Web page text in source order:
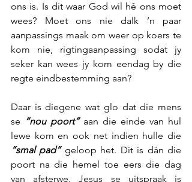
ons is. Is dit waar God wil hê ons moet
wees? Moet ons nie dalk ’n paar
aanpassings maak om weer op koers te
kom nie, rigtingaanpassing sodat jy
seker kan wees jy kom eendag by die
regte eindbestemming aan?
Daar is diegene wat glo dat die mens
se “nou poort” aan die einde van hul
“smal pad” geloop het. Dit is dán die
poort na die hemel toe eers die dag
van afsterwe. Jesus se uitspraak is